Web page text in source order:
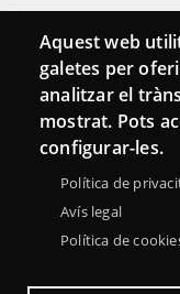
Conecta
Contacto
Hemeroteca
Aquest web
galetes per
analitzar el
mostrat. Pots
configurar-les.
Política de
Avís legal
Política de